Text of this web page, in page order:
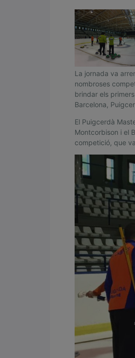
E
l
V
a
l
d
’
A
r
a
n
M
n
t
c
r
i
s
La jornada va
nombroses
brindar els
Barcelona,
El Puigcerdà
Montcorbison i el
competició, que